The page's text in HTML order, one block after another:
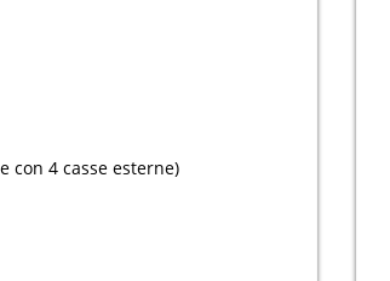
con 4 casse esterne)